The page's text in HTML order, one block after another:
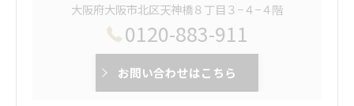
大阪府大阪市北区天神橋８丁目３−４−４階
0120-883-911
お問い合わせはこちら